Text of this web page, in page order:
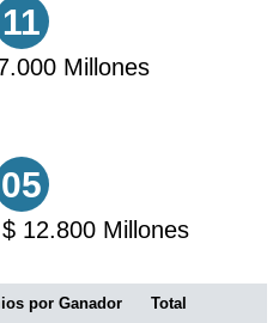
11
Millones
05
12.800 Millones
por Ganador Total